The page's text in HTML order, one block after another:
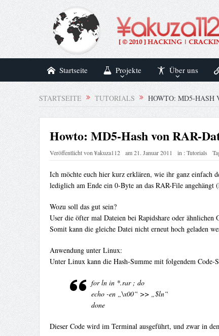
Startseite Projekte Über uns
STARTSEITE TUTORIALS HOWTO: MD5-HASH
Howto: MD5-Hash von RAR-
Veröffentlicht von¥akuza112 am21. Januar 2011 in :Tutorials
Ich möchte euch hier kurz erklären, wie ihr ganz einfach
lediglich am Ende ein 0-Byte an das RAR-File angehängt
Wozu soll das gut sein?
User die öfter mal Dateien bei Rapidshare oder ähnlichen
Somit kann die gleiche Datei nicht erneut hoch geladen
Anwendung unter Linux:
Unter Linux kann die Hash-Summe mit folgendem Code-
for ln in *.rar ; do
echo -en „\x00“ >> „$ln“
done
Dieser Code wird im Terminal ausgeführt, und zwar in